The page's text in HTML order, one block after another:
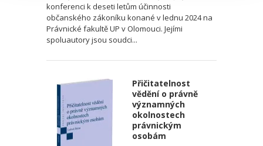
konferenci k deseti letům účinnosti
občanského zákoníku konané v lednu 2024 na
Právnické fakultě UP v Olomouci. Jejími
spoluautory jsou soudci...
Přičitatelnost
vědění o právně
významných
okolnostech
právnickým
osobám